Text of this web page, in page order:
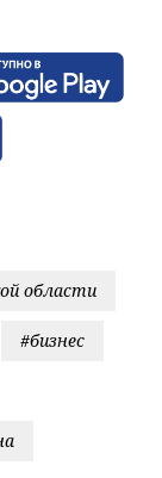
области
#бизнес